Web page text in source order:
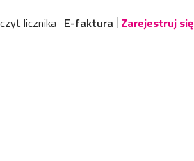
licznika E-faktura Zarejestruj się